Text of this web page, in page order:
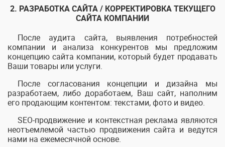
2. РАЗРАБОТКА САЙТА / КОРРЕКТИРОВКА ТЕКУЩЕГО
САЙТА КОМПАНИИ
После аудита сайта, выявления потребностей
компании и анализа конкурентов мы предложим
концепцию сайта компании, который будет продавать
Ваши товары или услуги.
После согласования концепции и дизайна мы
разработаем, либо доработаем, Ваш сайт, наполним
его продающим контентом: текстами, фото и видео.
SEO-продвижение и контекстная реклама являются
неотъемлемой частью продвижения сайта и ведутся
нами на ежемесячной основе.